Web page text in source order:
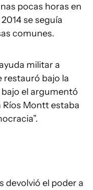
pocas horas en
se seguía
comunes.
militar a
restauró bajo la
bajo el argumentó
Montt estaba
devolvió el poder a